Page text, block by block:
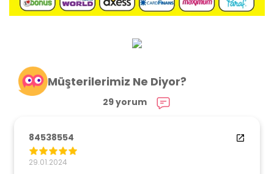
Müşterilerimiz Ne Diyor?
29 yorum
84538554
29.01.2024